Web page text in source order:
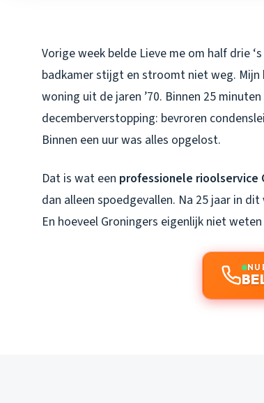
Vorige week belde Lieve me om half drie
badkamer stijgt en stroomt niet weg. Mijn
woning uit de jaren ’70. Binnen 25
decemberverstopping: bevroren
Binnen een uur was alles opgelost.
Dat is wat een professionele rioolservice
dan alleen spoedgevallen. Na 25 jaar in
En hoeveel Groningers eigenlijk niet
NU